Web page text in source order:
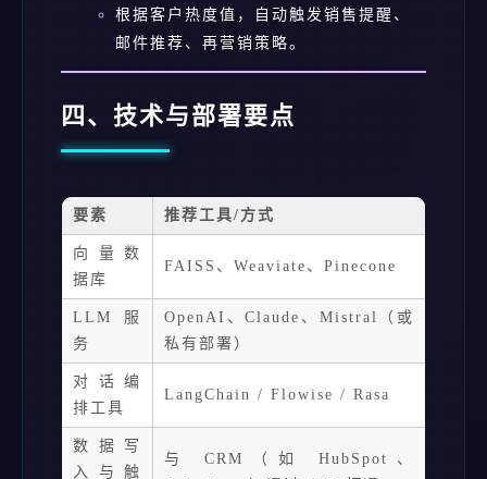
根据客户热度值，自动触发销售提醒、
邮件推荐、再营销策略。
四、技术与部署要点
要素 推荐工具/方式
向量数
据库
FAISS、Weaviate、Pinecone
LLM 服
务
OpenAI、Claude、Mistral（或
私有部署）
对话编
排工具
LangChain / Flowise / Rasa
数据写
入与触
与 CRM（如 HubSpot、